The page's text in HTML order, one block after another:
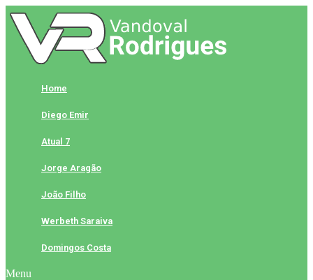
Skip
to
content
Home
Diego Emir
Atual 7
Jorge Aragão
João Filho
Werbeth Saraiva
Domingos Costa
Menu